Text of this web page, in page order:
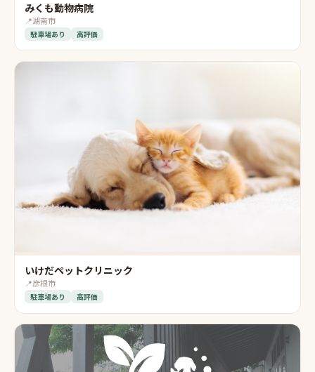
みくも動物病院
📍湖南市
駐車場あり 高評価
いけだペットクリニック
📍彦根市
駐車場あり 高評価